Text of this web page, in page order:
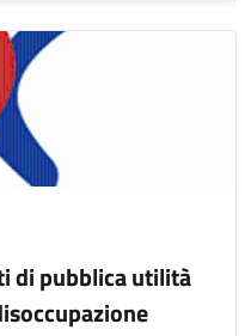
di pubblica utilità